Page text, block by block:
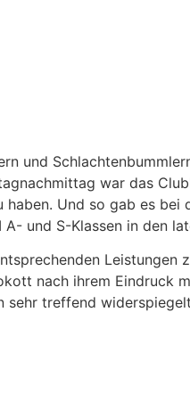
und
war das
haben. Und so gab es
und S-Klassen in den
nach ihrem Eindruck
sehr treffend